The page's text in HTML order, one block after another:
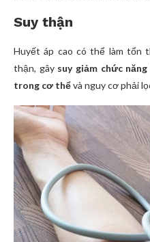
Suy thận
Huyết áp cao có thể làm tổn
thận, gây suy giảm chức
trong cơ thểvà nguy cơ phải